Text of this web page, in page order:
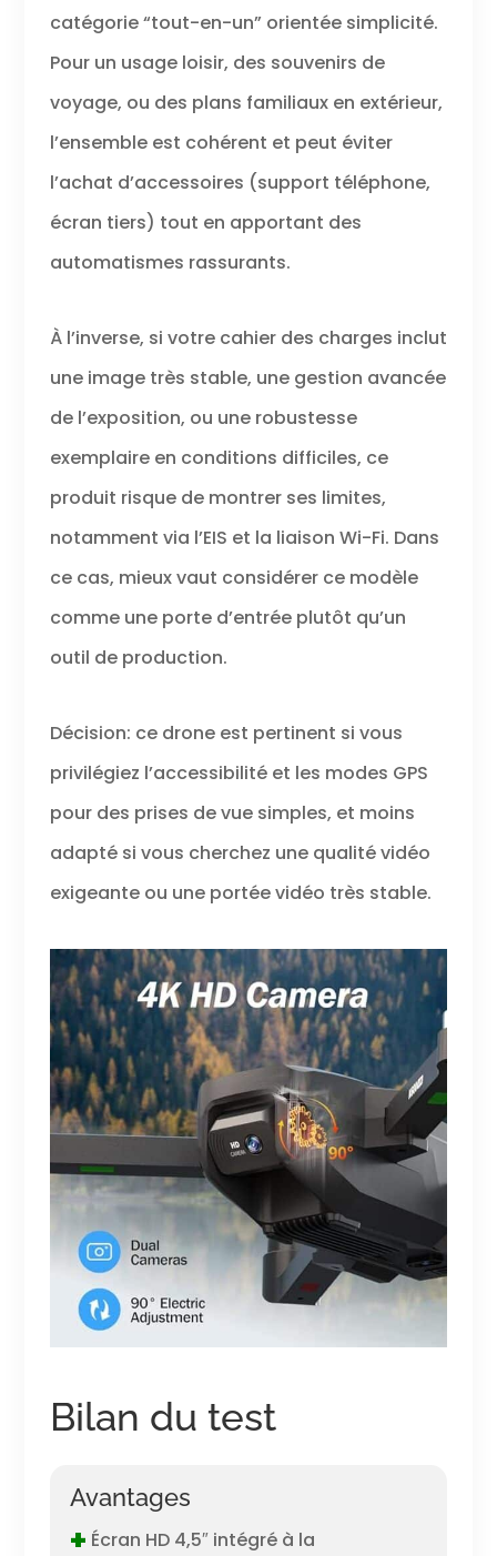
catégorie “tout-en-un” orientée simplicité.
Pour un usage loisir, des souvenirs de
voyage, ou des plans familiaux en extérieur,
l’ensemble est cohérent et peut éviter
l’achat d’accessoires (support téléphone,
écran tiers) tout en apportant des
automatismes rassurants.
À l’inverse, si votre cahier des charges inclut
une image très stable, une gestion avancée
de l’exposition, ou une robustesse
exemplaire en conditions difficiles, ce
produit risque de montrer ses limites,
notamment via l’EIS et la liaison Wi-Fi. Dans
ce cas, mieux vaut considérer ce modèle
comme une porte d’entrée plutôt qu’un
outil de production.
Décision: ce drone est pertinent si vous
privilégiez l’accessibilité et les modes GPS
pour des prises de vue simples, et moins
adapté si vous cherchez une qualité vidéo
exigeante ou une portée vidéo très stable.
Bilan du test
Avantages
+ Écran HD 4,5″ intégré à la